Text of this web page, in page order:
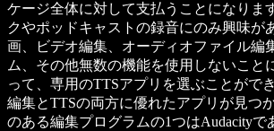
ケージ全体に対して支払うことになりま
クやポッドキャストの録音にのみ興味が
画、ビデオ編集、オーディオファイル編
ム、その他無数の機能を使用しないこと
って、専用のTTSアプリを選ぶことがで
編集とTTSの両方に優れたアプリが見つ
のある編集プログラムの1つはAudacityで